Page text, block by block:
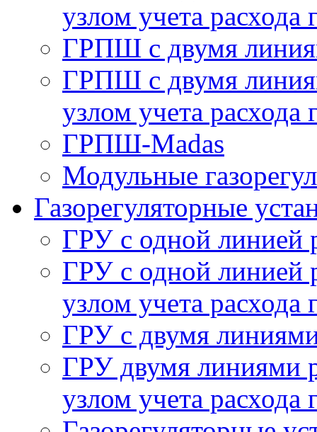
узлом учета расхода
ГРПШ с двумя
ГРПШ с двумя
узлом учета расхода
ГРПШ-Madas
Модульные
Газорегуляторные
ГРУ с одной линией
ГРУ с одной линией
узлом учета расхода
ГРУ с двумя
ГРУ двумя линиями
узлом учета расхода